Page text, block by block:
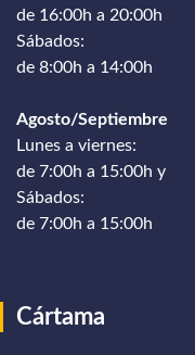
de 16:00h a 20:00h
Sábados:
de 8:00h a 14:00h
Agosto/Septiembre
Lunes a viernes:
de 7:00h a 15:00h y
Sábados:
de 7:00h a 15:00h
Cártama